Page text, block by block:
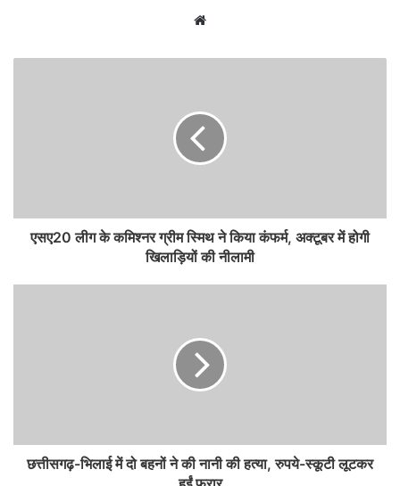
Website
एसए20 लीग के कमिश्नर ग्रीम स्मिथ ने किया कंफर्म, अक्टूबर में होगी
खिलाड़ियों की नीलामी
छत्तीसगढ़-भिलाई में दो बहनों ने की नानी की हत्या, रुपये-स्कूटी लूटकर